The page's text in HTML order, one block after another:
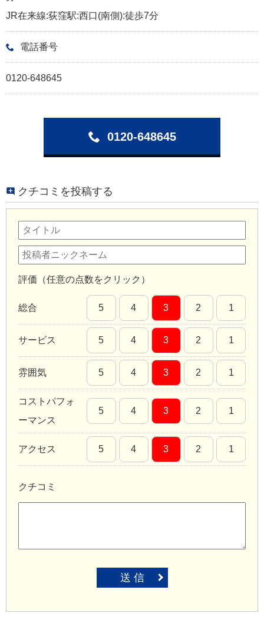
JR在来線:荻窪駅:西口(南側):徒歩7分
電話番号
0120-648645
0120-648645
クチコミを投稿する
評価（任意の点数をクリック）
総合 5 4 3 2 1
サービス 5 4 3 2 1
雰囲気 5 4 3 2 1
コストパフォ
ーマンス
5 4 3 2 1
アクセス 5 4 3 2 1
クチコミ
送 信